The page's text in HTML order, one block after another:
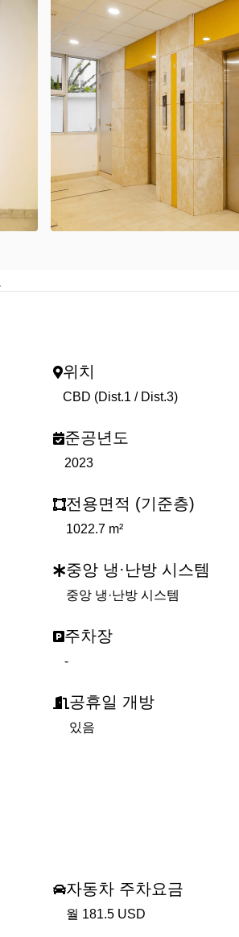
위치
CBD (Dist.1 / Dist.3)
준공년도
2023
전용면적 (기준층)
1022.7 m²
중앙 냉·난방 시스템
중앙 냉·난방 시스템
주차장
-
공휴일 개방
있음
자동차 주차요금
월 181.5 USD